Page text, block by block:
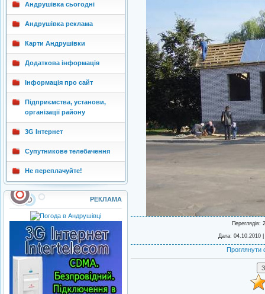
Андрушівка сьогодні
Андрушівка реклама
Карти Андрушівки
Додаткова інформація
Інформація про сайт
Підприємства, установи,
організації району
3G Інтернет
Супутникове телебачення
Не переплачуйте!
РЕКЛАМА
Переглядів:
Дата: 04.10.2010 |
Проглянути